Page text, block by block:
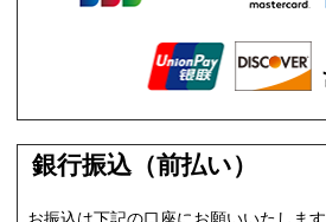
銀行振込（前払い）